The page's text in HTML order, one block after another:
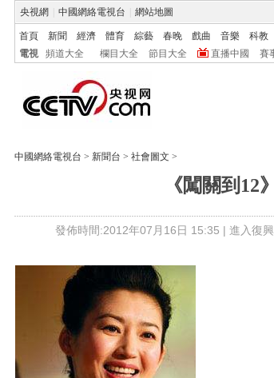
央視網 中國網絡電視台 網站地圖
首頁 新聞 經濟 體育 綜藝 春晚 戲曲 音樂 科教
電視
頻道大全 欄目大全 節目大全 直播中國 賽
中國網絡電視台 > 新聞台 > 社會圖文 >
《闖關到12
發佈時間:2012年07月16日 15:35 | 進入復